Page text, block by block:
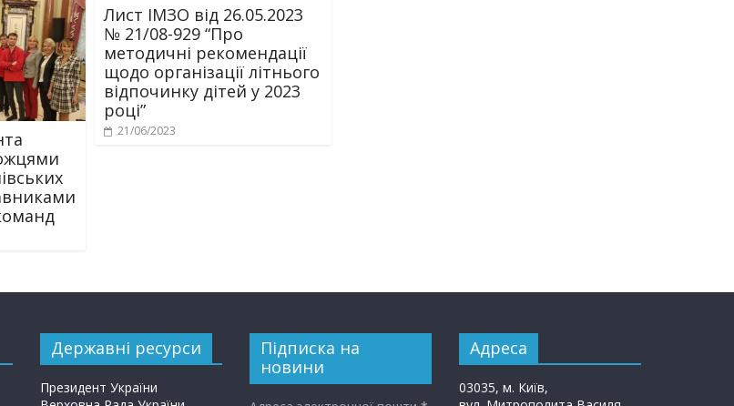
Лист ІМЗО від 26.05.2023
№ 21/08-929 “Про
методичні рекомендації
щодо організації літнього
відпочинку дітей у 2023
році”
21/06/2023
Державні ресурси
Президент України
Підписка на
новини
Адреса
03035, м. Київ,